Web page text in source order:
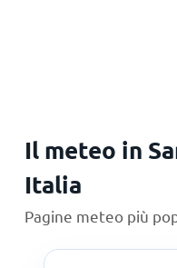
Il meteo in
Italia
Pagine meteo più